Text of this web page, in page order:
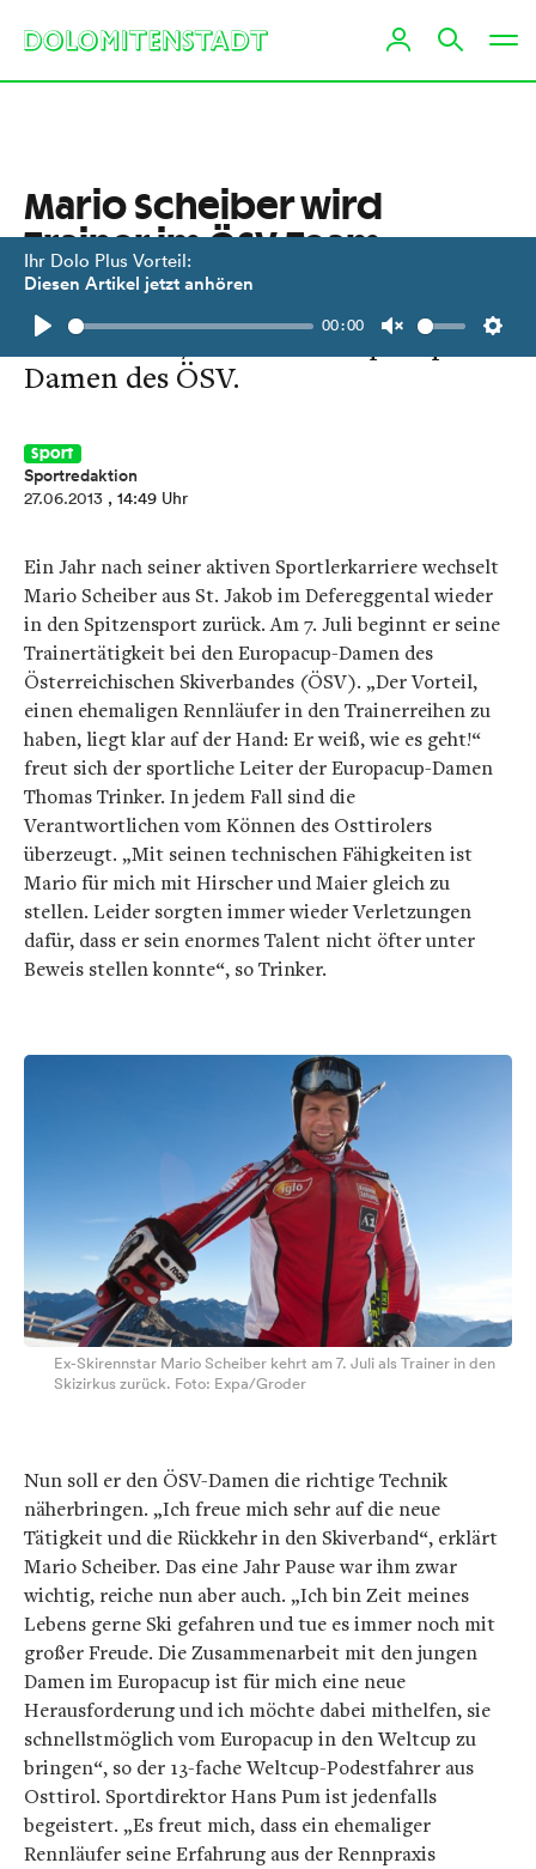
Ihr Dolo Plus Vorteil:
Diesen Artikel jetzt anhören
Play
00:00
Unmute
Mario Scheiber wird
Trainer im ÖSV-Team
Der St. Jakober Mario Scheiber
trainiert ab 7. Juli die Europacup-
Damen des ÖSV.
Sport
Sportredaktion
27.06.2013 , 14:49 Uhr
Ein Jahr nach seiner aktiven Sportlerkarriere wechselt
Mario Scheiber aus St. Jakob im Defereggental wieder
in den Spitzensport zurück. Am 7. Juli beginnt er seine
Trainertätigkeit bei den Europacup-Damen des
Österreichischen Skiverbandes (ÖSV). „Der Vorteil,
einen ehemaligen Rennläufer in den Trainerreihen zu
haben, liegt klar auf der Hand: Er weiß, wie es geht!“
freut sich der sportliche Leiter der Europacup-Damen
Thomas Trinker. In jedem Fall sind die
Verantwortlichen vom Können des Osttirolers
überzeugt. „Mit seinen technischen Fähigkeiten ist
Mario für mich mit Hirscher und Maier gleich zu
stellen. Leider sorgten immer wieder Verletzungen
dafür, dass er sein enormes Talent nicht öfter unter
Beweis stellen konnte“, so Trinker.
Ex-Skirennstar Mario Scheiber kehrt am 7. Juli als Trainer in den
Skizirkus zurück. Foto: Expa/Groder
Nun soll er den ÖSV-Damen die richtige Technik
näherbringen. „Ich freue mich sehr auf die neue
Tätigkeit und die Rückkehr in den Skiverband“, erklärt
Mario Scheiber. Das eine Jahr Pause war ihm zwar
wichtig, reiche nun aber auch. „Ich bin Zeit meines
Lebens gerne Ski gefahren und tue es immer noch mit
großer Freude. Die Zusammenarbeit mit den jungen
Damen im Europacup ist für mich eine neue
Herausforderung und ich möchte dabei mithelfen, sie
schnellstmöglich vom Europacup in den Weltcup zu
bringen“, so der 13-fache Weltcup-Podestfahrer aus
Osttirol. Sportdirektor Hans Pum ist jedenfalls
begeistert. „Es freut mich, dass ein ehemaliger
Rennläufer seine Erfahrung aus der Rennpraxis